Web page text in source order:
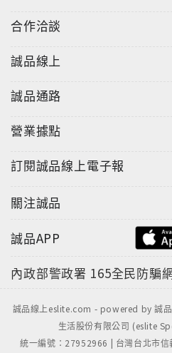
合作洽談
誠品線上
誠品通路
營業據點
訂閱誠品線上電子報
關注誠品
誠品APP
內政部警政署 165全民防騙
誠品線上eslite.com - powered by 誠
生活股份有限公司 (eslite
統一編號：27952966 | 台灣台北市信